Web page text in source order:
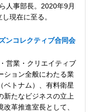
人事部長。2020年9月
現在に至る。
ンコレクティブ合同会
営業・クリエイティブ
ション全般にわたる業
ベトナム）、有料衛星
新たなビジネスの立上
革推進室長として、